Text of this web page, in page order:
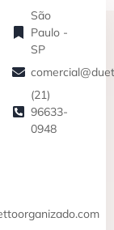
São
Paulo -
SP
(21)
96633-
0948